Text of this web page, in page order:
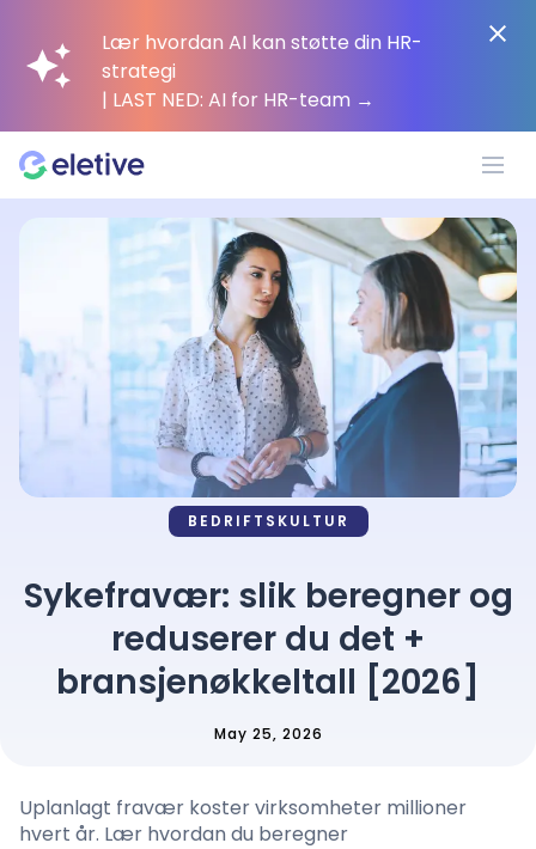
Lær hvordan AI kan støtte din HR-
strategi
| LAST NED: AI for HR-team →
Hvorfor Eletive?
Ressurser
Språk : Norwegian
Logg inn
BEDRIFTSKULTUR
Sykefravær: slik beregner og
reduserer du det +
bransjenøkkeltall [2026]
May 25, 2026
Uplanlagt fravær koster virksomheter millioner
hvert år. Lær hvordan du beregner